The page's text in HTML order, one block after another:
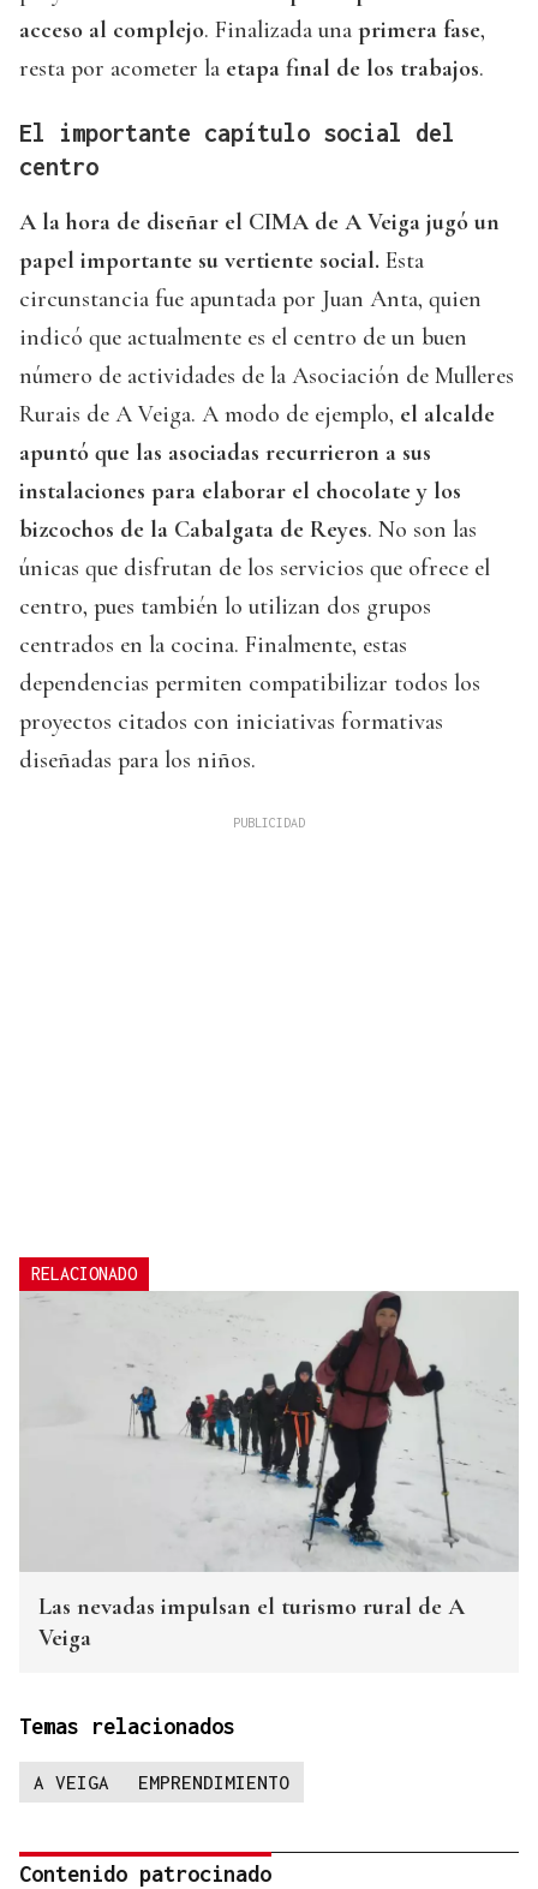
acceso al complejo. Finalizada una primera fase,
resta por acometer la etapa final de los trabajos.
El importante capítulo social del
centro
A la hora de diseñar el CIMA de A Veiga jugó un
papel importante su vertiente social. Esta
circunstancia fue apuntada por Juan Anta, quien
indicó que actualmente es el centro de un buen
número de actividades de la Asociación de Mulleres
Rurais de A Veiga. A modo de ejemplo, el alcalde
apuntó que las asociadas recurrieron a sus
instalaciones para elaborar el chocolate y los
bizcochos de la Cabalgata de Reyes. No son las
únicas que disfrutan de los servicios que ofrece el
centro, pues también lo utilizan dos grupos
centrados en la cocina. Finalmente, estas
dependencias permiten compatibilizar todos los
proyectos citados con iniciativas formativas
diseñadas para los niños.
RELACIONADO
Las nevadas impulsan el turismo rural de A
Veiga
Temas relacionados
A VEIGA EMPRENDIMIENTO
Contenido patrocinado